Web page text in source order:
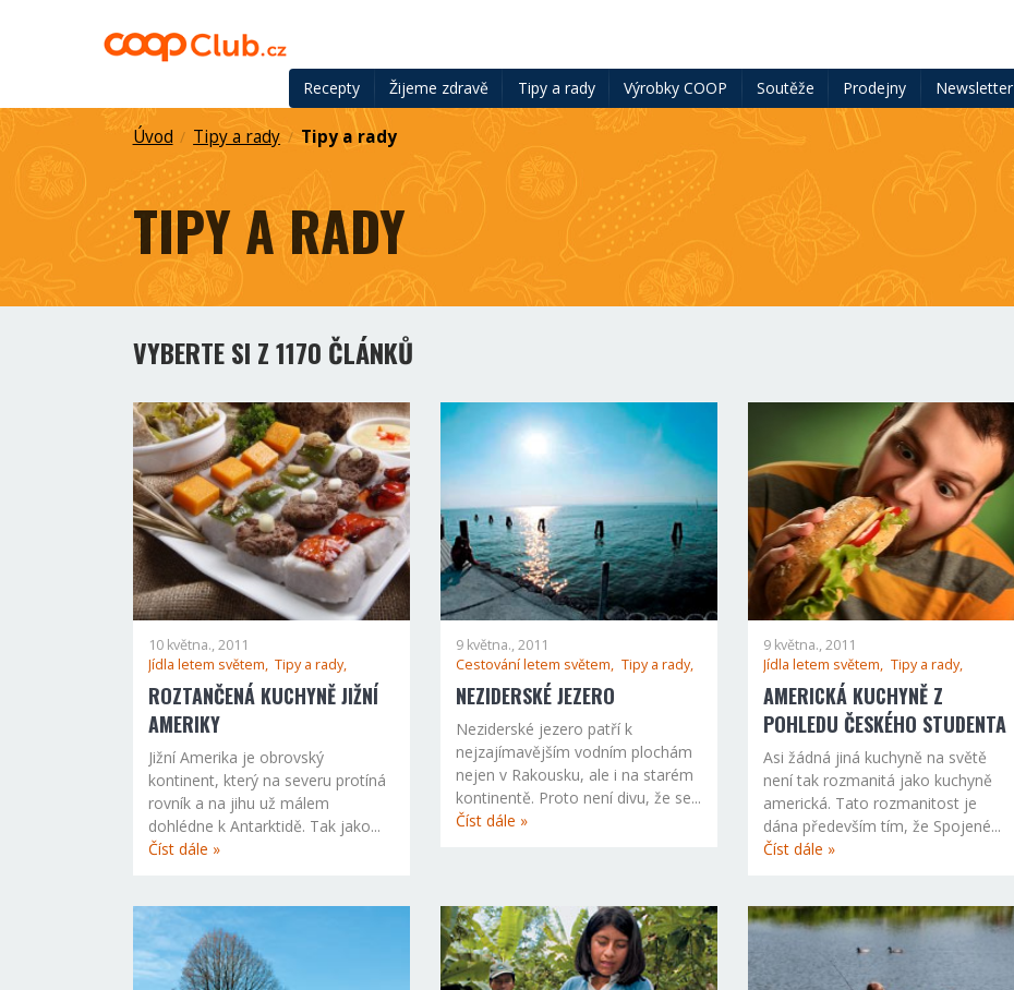
Recepty Žijeme zdravě Tipy a rady Výrobky COOP Soutěže Prodejny Newsletter
Úvod / Tipy a rady / Tipy a rady
TIPY A RADY
VYBERTE SI Z 1170 ČLÁNKŮ
10 května., 2011
Jídla letem světem, Tipy a rady,
ROZTANČENÁ KUCHYNĚ JIŽNÍ
AMERIKY
Jižní Amerika je obrovský
kontinent, který na severu protíná
rovník a na jihu už málem
dohlédne k Antarktidě. Tak jako...
Číst dále »
9 května., 2011
Cestování letem světem, Tipy a rady,
NEZIDERSKÉ JEZERO
Neziderské jezero patří k
nejzajímavějším vodním plochám
nejen v Rakousku, ale i na starém
kontinentě. Proto není divu, že se...
Číst dále »
9 května., 2011
Jídla letem světem, Tipy a rady,
AMERICKÁ KUCHYNĚ Z
POHLEDU ČESKÉHO STUDENTA
Asi žádná jiná kuchyně na světě
není tak rozmanitá jako kuchyně
americká. Tato rozmanitost je
dána především tím, že Spojené...
Číst dále »